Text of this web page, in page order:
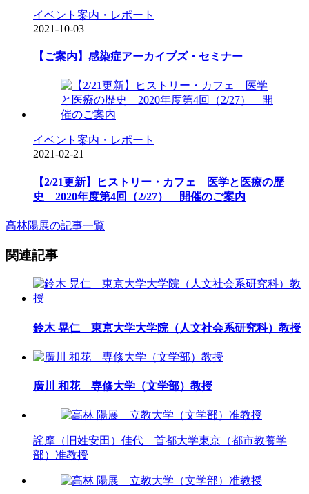
イベント案内・レポート
2021-10-03
【ご案内】感染症アーカイブズ・セミナー
イベント案内・レポート
2021-02-21
【2/21更新】ヒストリー・カフェ 医学と医療の歴
史 2020年度第4回（2/27） 開催のご案内
高林陽展の記事一覧
関連記事
鈴木 晃仁 東京大学大学院（人文社会系研究科）教授
廣川 和花 専修大学（文学部）教授
詫摩（旧姓安田）佳代 首都大学東京（都市教養学
部）准教授